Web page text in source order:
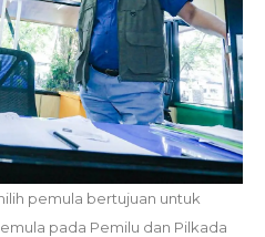
pemula bertujuan untuk
pada Pemilu dan Pilkada